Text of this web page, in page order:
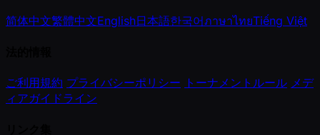
简体中文繁體中文English日本語한국어ภาษาไทยTiếng Việt
ご利用規約 プライバシーポリシー トーナメントルール メデ
ィアガイドライン